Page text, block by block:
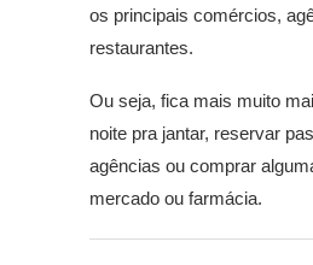
os principais comércios,
restaurantes.
Ou seja, fica mais muito
noite pra jantar, reservar
agências ou comprar
mercado ou farmácia.